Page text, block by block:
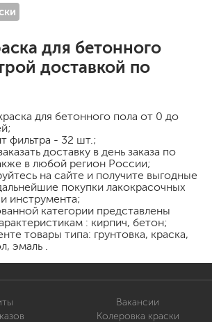
для бетонного
доставкой по
для бетонного пола от 0 до
фильтра - 32 шт.;
доставку в день заказа по
в любой регион России;
на сайте и получите выгодные
покупки лакокрасочных
инструмента;
категории представлены
: кирпич, бетон;
товары типа: грунтовка, краска,
эмаль .
Вакансии
Колеровка краски